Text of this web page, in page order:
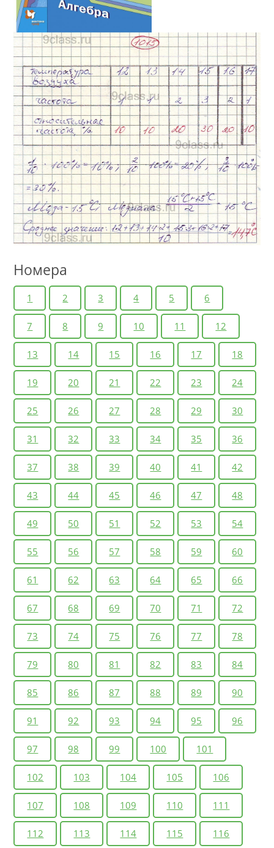
Номера
1 2 3 4 5 6
7 8 9 10 11 12
13 14 15 16 17 18
19 20 21 22 23 24
25 26 27 28 29 30
31 32 33 34 35 36
37 38 39 40 41 42
43 44 45 46 47 48
49 50 51 52 53 54
55 56 57 58 59 60
61 62 63 64 65 66
67 68 69 70 71 72
73 74 75 76 77 78
79 80 81 82 83 84
85 86 87 88 89 90
91 92 93 94 95 96
97 98 99 100 101
102 103 104 105 106
107 108 109 110 111
112 113 114 115 116